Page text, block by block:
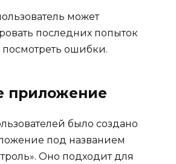
может
последних попыток
посмотреть ошибки.
приложение
было создано
под названием
Оно подходит для